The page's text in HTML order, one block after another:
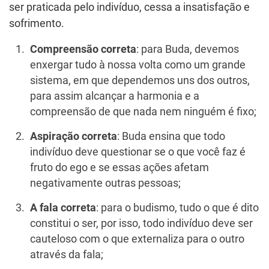
ser praticada pelo indivíduo, cessa a insatisfação e
sofrimento.
Compreensão correta: para Buda, devemos
enxergar tudo à nossa volta como um grande
sistema, em que dependemos uns dos outros,
para assim alcançar a harmonia e a
compreensão de que nada nem ninguém é fixo;
Aspiração correta: Buda ensina que todo
indivíduo deve questionar se o que você faz é
fruto do ego e se essas ações afetam
negativamente outras pessoas;
A fala correta: para o budismo, tudo o que é dito
constitui o ser, por isso, todo indivíduo deve ser
cauteloso com o que externaliza para o outro
através da fala;